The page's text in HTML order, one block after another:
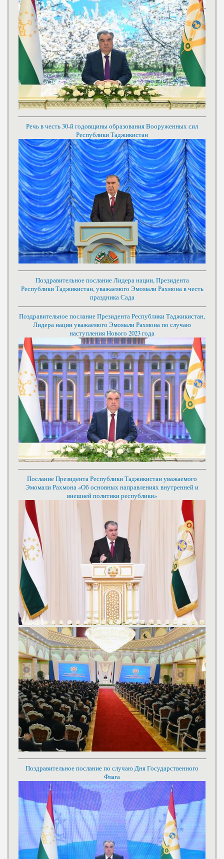
Речь в честь 30-й годовщины образования Вооруженных сил
Республики Таджикистан
Поздравительное послание Лидера нации, Президента
Республики Таджикистан, уважаемого Эмомали Рахмона в честь
праздника Сада
Поздравительное послание Президента Республики Таджикистан,
Лидера нации уважаемого Эмомали Рахмона по случаю
наступления Нового 2023 года
Послание Президента Республики Таджикистан уважаемого
Эмомали Рахмона «Об основных направлениях внутренней и
внешней политики республики»
Поздравительное послание по случаю Дня Государственного
Флага